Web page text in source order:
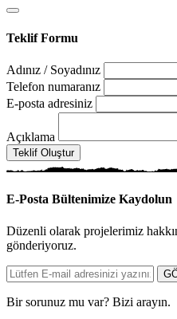
Teklif Formu
Adınız / Soyadınız
Telefon numaranız
E-posta adresiniz
Açıklama
Teklif Oluştur
E-Posta Bültenimize Kaydolun
Düzenli olarak projelerimiz
gönderiyoruz.
Bir sorunuz mu var? Bizi arayın.